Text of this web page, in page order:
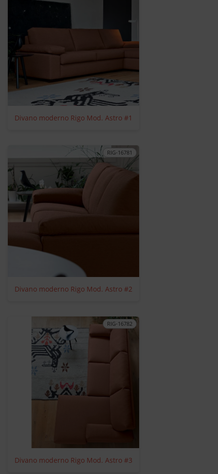
Divano moderno Rigo Mod. Astro #1
RIG-16781
Divano moderno Rigo Mod. Astro #2
RIG-16782
Divano moderno Rigo Mod. Astro #3